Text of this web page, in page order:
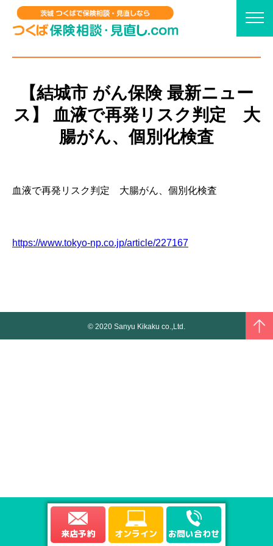
【結城市 がん保険 最新ニュー
ス】 血液で再発リスク判定 大
腸がん、個別化検査
血液で再発リスク判定 大腸がん、個別化検査
https://www.tokyo-np.co.jp/article/227167
来店予約 オンライン お問い合わせ
© 2020 Sanyu Kikaku co.,Ltd.